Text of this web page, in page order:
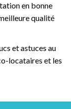
en bonne
qualité
et astuces au
locataires et les